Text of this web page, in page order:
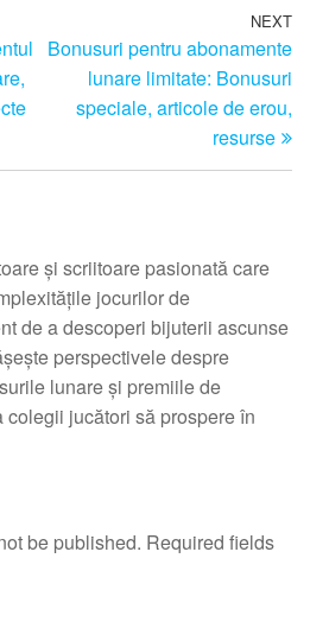
NEXT
Bonusuri pentru abonamente
lunare limitate: Bonusuri
speciale, articole de erou,
resurse
și scriitoare pasionată care
jocurilor de
de a descoperi bijuterii ascunse
perspectivele despre
lunare și premiile de
jucători să prospere în
be published. Required fields